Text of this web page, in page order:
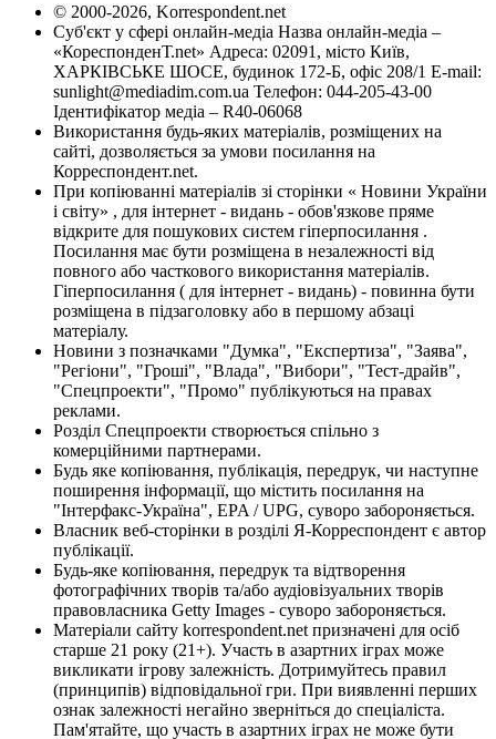
© 2000-2026, Korrespondent.net
Суб'єкт у сфері онлайн-медіа Назва онлайн-медіа –
«КореспонденТ.net» Адреса: 02091, місто Київ,
ХАРКІВСЬКЕ ШОСЕ, будинок 172-Б, офіс 208/1 E-mail:
sunlight@mediadim.com.ua Телефон: 044-205-43-00
Ідентифікатор медіа – R40-06068
Використання будь-яких матеріалів, розміщених на
сайті, дозволяється за умови посилання на
Корреспондент.net.
При копіюванні матеріалів зі сторінки « Новини України
і світу» , для інтернет - видань - обов'язкове пряме
відкрите для пошукових систем гіперпосилання .
Посилання має бути розміщена в незалежності від
повного або часткового використання матеріалів.
Гіперпосилання ( для інтернет - видань) - повинна бути
розміщена в підзаголовку або в першому абзаці
матеріалу.
Новини з позначками "Думка", "Експертиза", "Заява",
"Регіони", "Гроші", "Влада", "Вибори", "Тест-драйв",
"Спецпроекти", "Промо" публікуються на правах
реклами.
Розділ Спецпроекти створюється спільно з
комерційними партнерами.
Будь яке копіювання, публікація, передрук, чи наступне
поширення інформації, що містить посилання на
"Інтерфакс-Україна", EPA / UPG, суворо забороняється.
Власник веб-сторінки в розділі Я-Корреспондент є автор
публікації.
Будь-яке копіювання, передрук та відтворення
фотографічних творів та/або аудіовізуальних творів
правовласника Getty Images - суворо забороняється.
Матеріали сайту korrespondent.net призначені для осіб
старше 21 року (21+). Участь в азартних іграх може
викликати ігрову залежність. Дотримуйтесь правил
(принципів) відповідальної гри. При виявленні перших
ознак залежності негайно зверніться до спеціаліста.
Пам'ятайте, що участь в азартних іграх не може бути